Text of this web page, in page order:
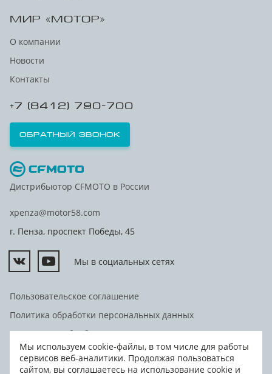
МИР «МОТОР»
О компании
Новости
Контакты
+7 (8412) 790-700
Обратный звонок
Дистрибьютор CFMOTO в России
xpenza@motor58.com
г. Пенза, проспект Победы, 45
Мы в социальных сетях
Пользовательское соглашение
Политика обработки персональных данных
Согласие на обработку персональных данных
Согласие на передачу персональных данных третьим
лицам
Мы используем cookie-файлы, в том числе для работы
сервисов веб-аналитики. Продолжая пользоваться
сайтом, вы соглашаетесь на использование cookie и